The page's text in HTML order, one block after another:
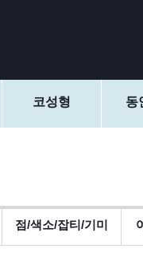
코성형 동
점/색소/잡티/기미